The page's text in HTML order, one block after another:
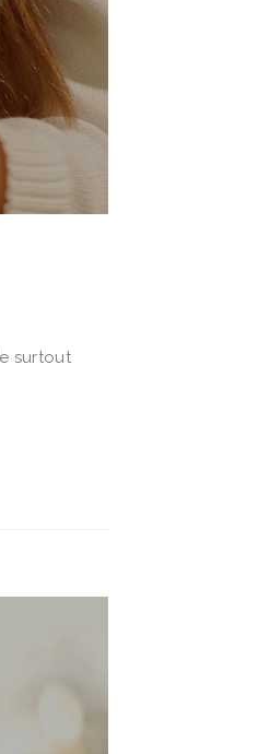
surtout